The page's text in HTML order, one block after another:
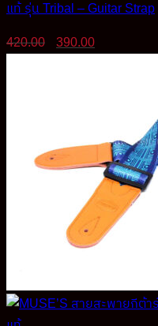
แท้ รุ่น Tribal – Guitar Strap
420.00
Original
price
390.00
price